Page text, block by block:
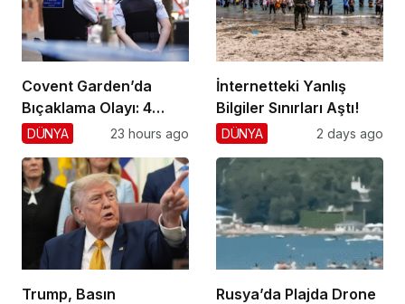
Covent Garden’da
Bıçaklama Olayı: 4
Yaralı, 1 Gözaltı
DÜNYA 23 hours ago
İnternetteki Yanlış
Bilgiler Sınırları Aştı!
DÜNYA 2 days ago
Trump, Basın
Rusya’da Plajda Drone